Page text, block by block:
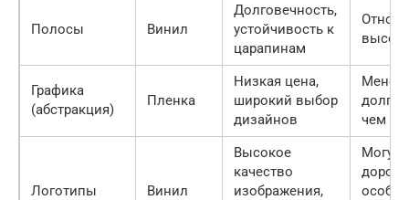
Полосы Винил
Долговечность,
устойчивость к
царапинам
Графика
(абстракция)
Пленка
Низкая цена,
широкий выбор
дизайнов
Менее
чем
Логотипы Винил
Высокое
качество
изображения,
Могут